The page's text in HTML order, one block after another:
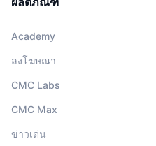
Academy
ลงโฆษณา
CMC Labs
CMC Max
ข่าวเด่น